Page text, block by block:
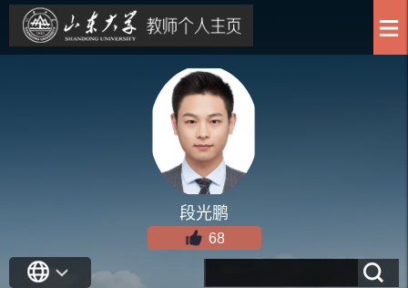
段光鹏
68